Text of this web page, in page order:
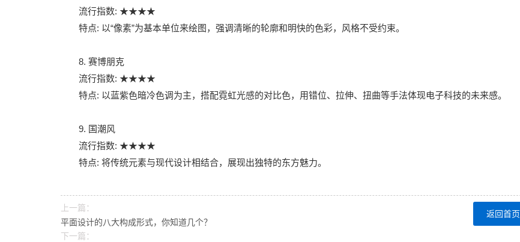
流行指数: ★★★★
特点: 以“像素”为基本单位来绘图，强调清晰的轮廓和明快的色彩，风格不受约束。
8. 赛博朋克
流行指数: ★★★★
特点: 以蓝紫色暗冷色调为主，搭配霓虹光感的对比色，用错位、拉伸、扭曲等手法体现电子科技的未来感。
9. 国潮风
流行指数: ★★★★
特点: 将传统元素与现代设计相结合，展现出独特的东方魅力。
返回首页
上一篇：
平面设计的八大构成形式，你知道几个？
下一篇：